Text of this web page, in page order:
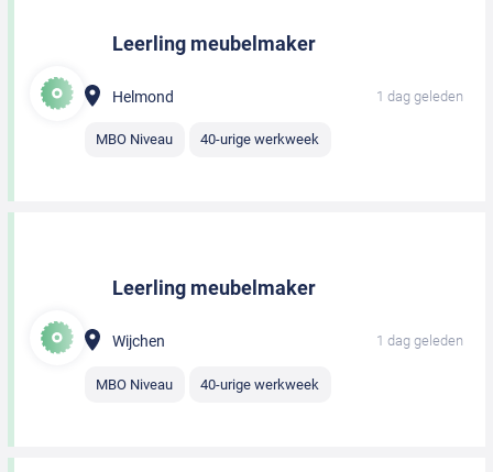
Leerling meubelmaker
Helmond 1 dag geleden
MBO Niveau 40-urige werkweek
Leerling meubelmaker
Wijchen 1 dag geleden
MBO Niveau 40-urige werkweek